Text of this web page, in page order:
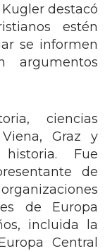
destacó
estén
se informen
argumentos
ciencias
Graz y
Fue
de
de Europa
incluida la
Central